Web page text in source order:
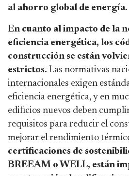
al ahorro global de energía.
En cuanto al impacto de la
eficiencia energética, los
construcción se están
estrictos. Las normativas
internacionales exigen
eficiencia energética, y en
edificios nuevos deben
requisitos para reducir el
mejorar el rendimiento
certificaciones de
BREEAM o WELL, están